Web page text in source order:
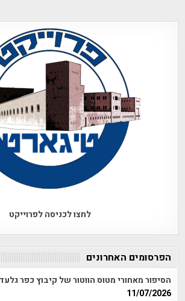
לחצו לכניסה לפרוייקט
הפרסומים האחרונים
הסיפור מאחורי מטוס הווטור של קיבוץ כפר
11/07/2026